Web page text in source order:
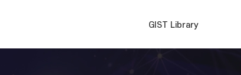
GIST Library